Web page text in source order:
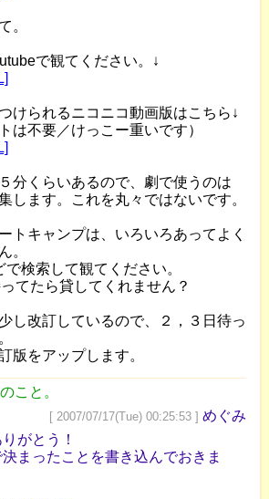
。
で観てください。↓
けられるニコニコ動画版はこちら↓
は不要／けっこー重いです）
分くらいあるので、劇で使うのは
します。これを丸々ではないです。
トキャンプは、いろいろあってよく
。
検索して観てください。
てたら貸してくれません？
し改訂しているので、２，３日待っ
版をアップします。
こと。
[ 2007/07/17(Tue) 00:25:53 ] めぐみ
がとう！
決まったことを書き込んでおきま